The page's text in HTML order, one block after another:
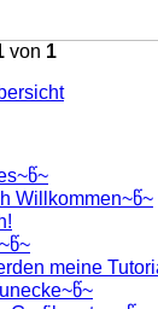
von 1
Willkommen~წ~
meine